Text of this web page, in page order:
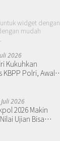
widget dengan
mudah
2026
Kukuhkan
KBPP Polri, Awali
2026
2026 Makin
Ujian Bisa